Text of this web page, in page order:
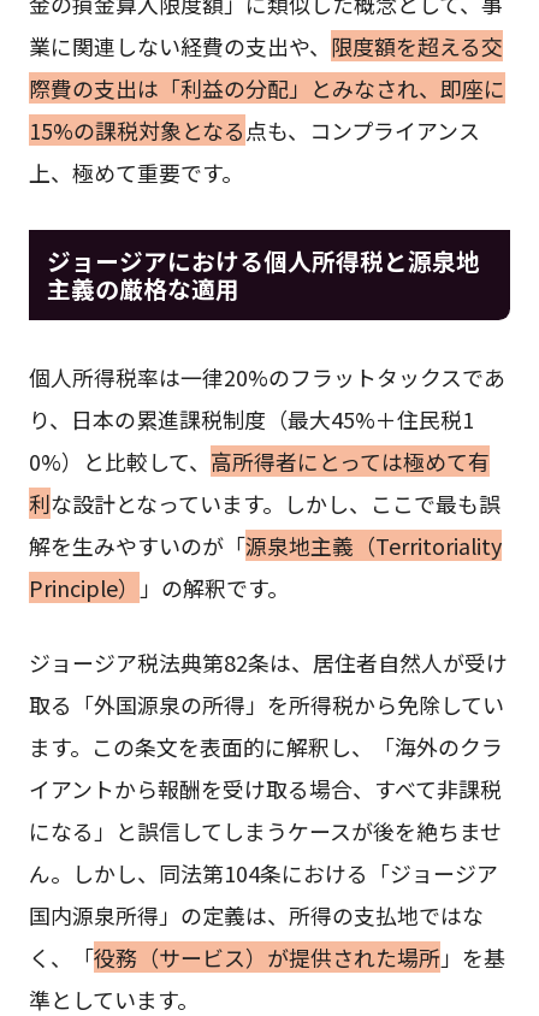
業に関連しない経費の支出や、 限度額を超える交
際費の支出は「利益の分配」とみなされ、即座に
15%の課税対象となる点も、コンプライアンス
上、極めて重要です。
ジョージアにおける個人所得税と源泉地
主義の厳格な適用
個人所得税率は一律20%のフラットタックスであ
り、日本の累進課税制度（最大45%＋住民税1
0%）と比較して、 高所得者にとっては極めて有
利な設計となっています。しかし、ここで最も誤
解を生みやすいのが「源泉地主義（Territoriality
Principle）
」の解釈です。
ジョージア税法典第82条は、居住者自然人が受け
取る「外国源泉の所得」を所得税から免除してい
ます。この条文を表面的に解釈し、「海外のクラ
イアントから報酬を受け取る場合、すべて非課税
になる」と誤信してしまうケースが後を絶ちませ
ん。しかし、同法第104条における「ジョージア
国内源泉所得」の定義は、所得の支払地ではな
く、「役務（サービス）が提供された場所 」を基
準としています。